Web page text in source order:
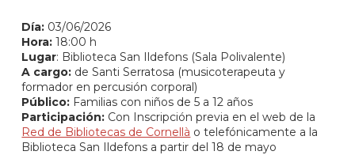
Día: 03/06/2026
Hora: 18:00 h
Lugar: Biblioteca San Ildefons (Sala Polivalente)
A cargo: de Santi Serratosa (musicoterapeuta y
formador en percusión corporal)
Público: Familias con niños de 5 a 12 años
Participación: Con Inscripción previa en el web de la
Red de Bibliotecas de Cornellà o telefónicamente a la
Biblioteca San Ildefons a partir del 18 de mayo